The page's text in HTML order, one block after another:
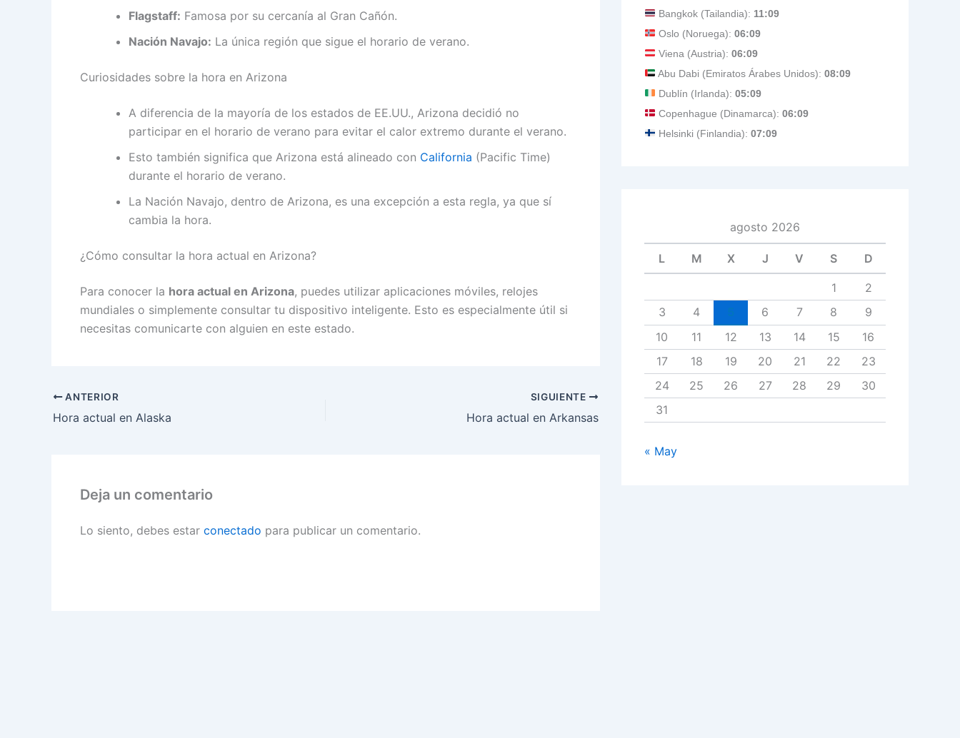
Flagstaff: Famosa por su cercanía al Gran Cañón.
Nación Navajo: La única región que sigue el horario de verano.
Curiosidades sobre la hora en Arizona
A diferencia de la mayoría de los estados de EE.UU., Arizona decidió no
participar en el horario de verano para evitar el calor extremo durante el verano.
Esto también significa que Arizona está alineado con California (Pacific Time)
durante el horario de verano.
La Nación Navajo, dentro de Arizona, es una excepción a esta regla, ya que sí
cambia la hora.
¿Cómo consultar la hora actual en Arizona?
Para conocer la hora actual en Arizona, puedes utilizar aplicaciones móviles, relojes
mundiales o simplemente consultar tu dispositivo inteligente. Esto es especialmente útil si
necesitas comunicarte con alguien en este estado.
ANTERIOR
Hora actual en Alaska
SIGUIENTE
Hora actual en Arkansas
Deja un comentario
Lo siento, debes estar conectado para publicar un comentario.
Bangkok (Tailandia): 11:09
Oslo (Noruega): 06:09
Viena (Austria): 06:09
Abu Dabi (Emiratos Árabes Unidos): 08:09
Dublín (Irlanda): 05:09
Copenhague (Dinamarca): 06:09
Helsinki (Finlandia): 07:09
agosto 2026
L M X J V S D
1
2
3
4 6 7 8
9
10
11 12 13 14 15
16
17
18 19 20 21 22
23
24
25 26 27 28 29
30
31
« May